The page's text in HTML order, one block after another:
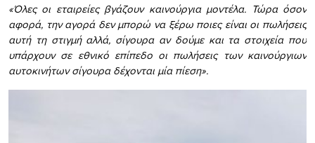
«Όλες οι εταιρείες βγάζουν καινούργια μοντέλα. Τώρα όσον
αφορά, την αγορά δεν μπορώ να ξέρω ποιες είναι οι πωλήσεις
αυτή τη στιγμή αλλά, σίγουρα αν δούμε και τα στοιχεία που
υπάρχουν σε εθνικό επίπεδο οι πωλήσεις των καινούργιων
αυτοκινήτων σίγουρα δέχονται μία πίεση».